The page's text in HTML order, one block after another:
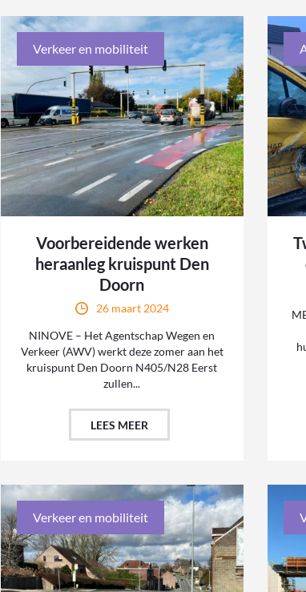
Verkeer en mobiliteit
Voorbereidende werken
heraanleg kruispunt Den
Doorn
26 maart 2024
NINOVE – Het Agentschap Wegen en
Verkeer (AWV) werkt deze zomer aan het
kruispunt Den Doorn N405/N28 Eerst
zullen...
LEES MEER
Verkeer en mobiliteit